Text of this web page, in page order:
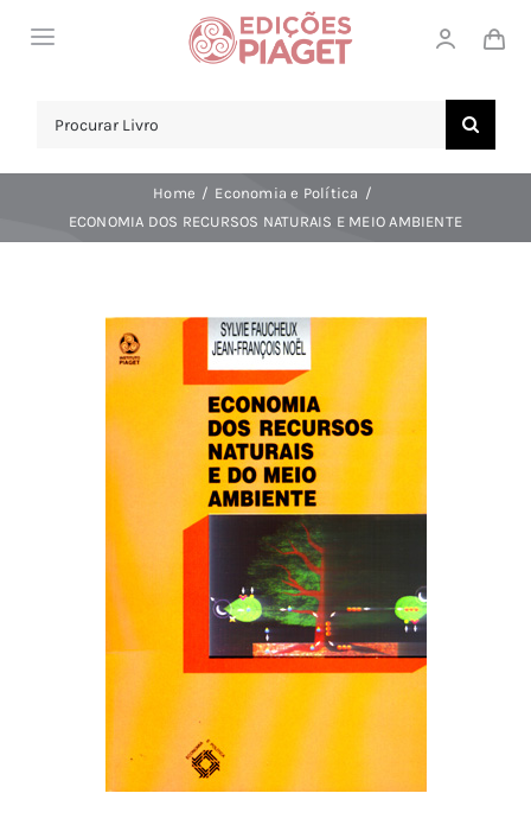
Toggle
NOTICIAS
COMPRAR!
Search
Home
Economia e Política
ECONOMIA DOS RECURSOS NATURAIS E MEIO AMBIENTE